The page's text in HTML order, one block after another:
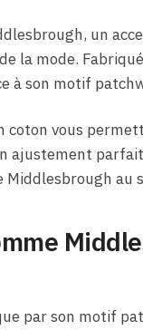
un
la mode.
à son motif
vous
ajustement
au
par son motif